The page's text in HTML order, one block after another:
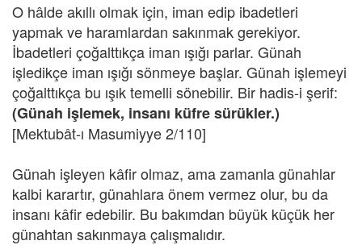
O hâlde akıllı olmak için, iman edip ibadetleri
yapmak ve haramlardan sakınmak gerekiyor.
İbadetleri çoğalttıkça iman ışığı parlar. Günah
işledikçe iman ışığı sönmeye başlar. Günah işlemeyi
çoğalttıkça bu ışık temelli sönebilir. Bir hadis-i şerif:
(Günah işlemek, insanı küfre sürükler.)
[Mektubât-ı Masumiyye 2/110]
Günah işleyen kâfir olmaz, ama zamanla günahlar
kalbi karartır, günahlara önem vermez olur, bu da
insanı kâfir edebilir. Bu bakımdan büyük küçük her
günahtan sakınmaya çalışmalıdır.